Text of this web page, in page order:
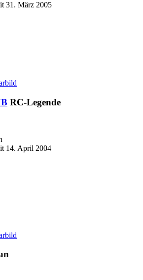
31. März 2005
RC-Legende
14. April 2004